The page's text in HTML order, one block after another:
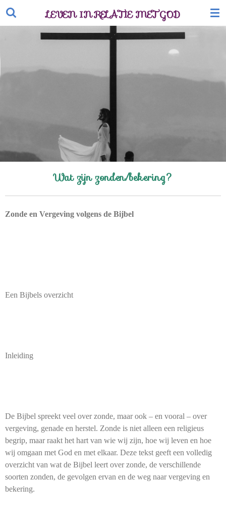
Ga
LEVEN IN RELATIE MET GOD
Wat zijn zonden/bekering?
Zonde en Vergeving volgens de Bijbel
Een Bijbels overzicht
Inleiding
De Bijbel spreekt veel over zonde, maar ook – en vooral – over
vergeving, genade en herstel. Zonde is niet alleen een religieus
begrip, maar raakt het hart van wie wij zijn, hoe wij leven en hoe
wij omgaan met God en met elkaar. Deze tekst geeft een volledig
overzicht van wat de Bijbel leert over zonde, de verschillende
soorten zonden, de gevolgen ervan en de weg naar vergeving en
bekering.